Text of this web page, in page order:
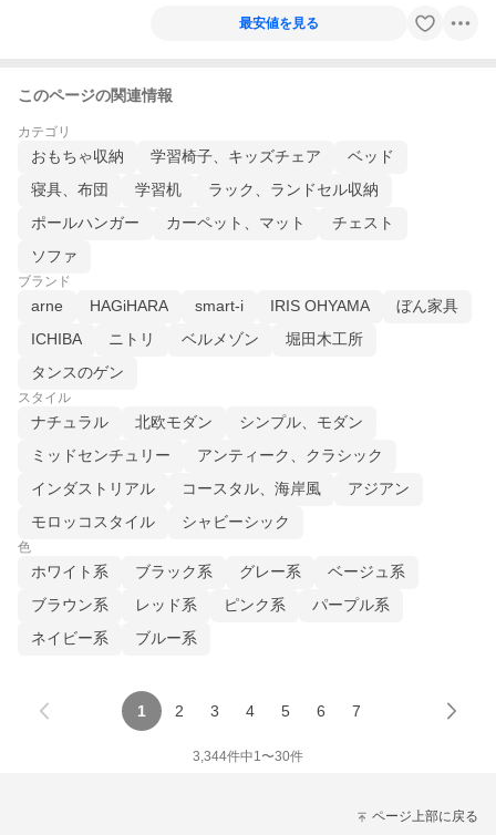
最安値を見る
このページの関連情報
カテゴリ
おもちゃ収納 学習椅子、キッズチェア
ベッド
寝具、布団
学習机
ラック、ランドセル収納
ポールハンガー
カーペット、マット
チェスト
ソファ
ブランド
arne HAGiHARA smart-i IRIS OHYAMA
ぼん家具
ICHIBA
ニトリ ベルメゾン
堀田木工所
タンスのゲン
スタイル
ナチュラル 北欧モダン
シンプル、モダン
ミッドセンチュリー
アンティーク、クラシック
インダストリアル
コースタル、海岸風
アジアン
モロッコスタイル
シャビーシック
色
ホワイト系 ブラック系 グレー系
ベージュ系
ブラウン系
レッド系 ピンク系
パープル系
ネイビー系
ブルー系
1 2 3 4 5 6 7
3,344件中1〜30件
ページ上部に戻る